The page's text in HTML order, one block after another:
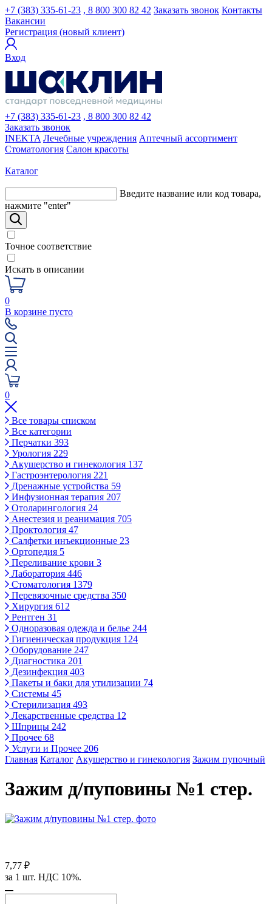
+7 (383) 335-61-23 , 8 800 300 82 42 Заказать звонок Контакты
Вакансии
Регистрация (новый клиент)
Вход
+7 (383) 335-61-23 , 8 800 300 82 42
Заказать звонок
INEKTA Лечебные учреждения Аптечный ассортимент
Стоматология Салон красоты
Каталог
Введите название или код товара,
нажмите "enter"
Точное соответствие
Искать в описании
0
В корзине пусто
0
Все товары списком
Все категории
Перчатки 393
Урология 229
Акушерство и гинекология 137
Гастроэнтерология 221
Дренажные устройства 59
Инфузионная терапия 207
Отоларингология 24
Анестезия и реанимация 705
Проктология 47
Салфетки инъекционные 23
Ортопедия 5
Переливание крови 3
Лаборатория 446
Стоматология 1379
Перевязочные средства 350
Хирургия 612
Рентген 31
Одноразовая одежда и белье 244
Гигиеническая продукция 124
Оборудование 247
Диагностика 201
Дезинфекция 403
Пакеты и баки для утилизации 74
Системы 45
Стерилизация 493
Лекарственные средства 12
Шприцы 242
Прочее 68
Услуги и Прочее 206
Главная Каталог Акушерство и гинекология Зажим пупочный
Зажим д/пуповины №1 стер.
7,77 ₽
за 1 шт. НДС 10%.